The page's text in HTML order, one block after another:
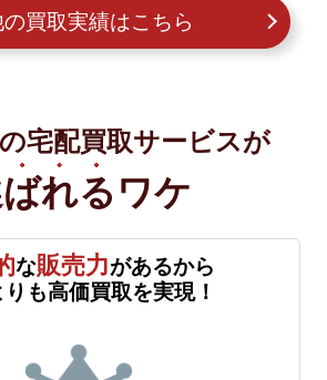
買取実績はこちら
宅配買取サービスが
れる ワケ
な販売力があるから
も高価買取を実現！